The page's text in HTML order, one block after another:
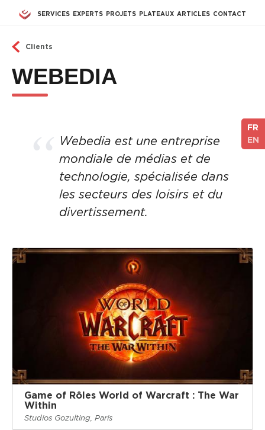
Aller au contenu principal
SERVICES EXPERTS PROJETS PLATEAUX ARTICLES CONTACT
FR
EN
Clients
WEBEDIA
Webedia est une entreprise
mondiale de médias et de
technologie, spécialisée dans
les secteurs des loisirs et du
divertissement.
Game of Rôles World of Warcraft : The War
Within
Studios Gozulting, Paris